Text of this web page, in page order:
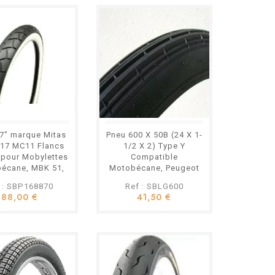
Variateur Lauter
Racing Peugeot
103 avec
Masselottes et
Embrayage
Allégés
119,80 €
: LT500ALL
Racing Type :
allégé
: Peugeot 103 /
à variateur
préparé ou
: Prêt à
marque Mitas
MC11 Flancs
Mobylettes
MBK 51,
: SBP168870
88,00 €
Pneu 600 X 50B (24 X 1-
1/2 X 2) Type Y
Compatible
Motobécane, Peugeot
Ref : SBLG600
41,50 €